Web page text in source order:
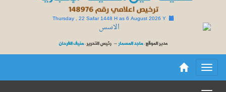
Thursday , 22 Safar 1448 H as6 August 2026 Y